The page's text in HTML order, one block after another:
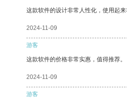
这款软件的设计非常人性化，使用起来
2024-11-09
游客
这款软件的价格非常实惠，值得推荐。
2024-11-09
游客